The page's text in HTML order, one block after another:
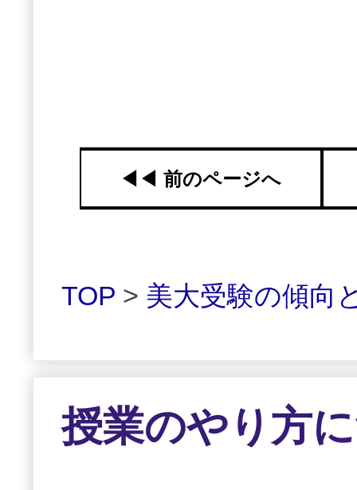
◀︎◀︎ 前のページへ
TOP > 美大受験の傾向
授業のやり方